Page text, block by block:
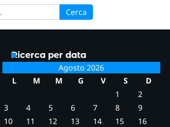
Ricerca per data
Agosto 2026
L
M M G V S
D
1
2
3
4 5 6 7 8
9
10
11 12 13 14 15
16